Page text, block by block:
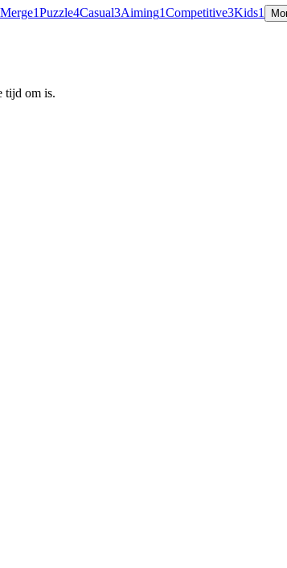
Merge1Puzzle4Casual3Aiming1Competitive3Kids1
tijd om is.